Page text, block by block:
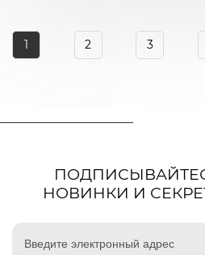
1 2 3
НОВИНКИ И